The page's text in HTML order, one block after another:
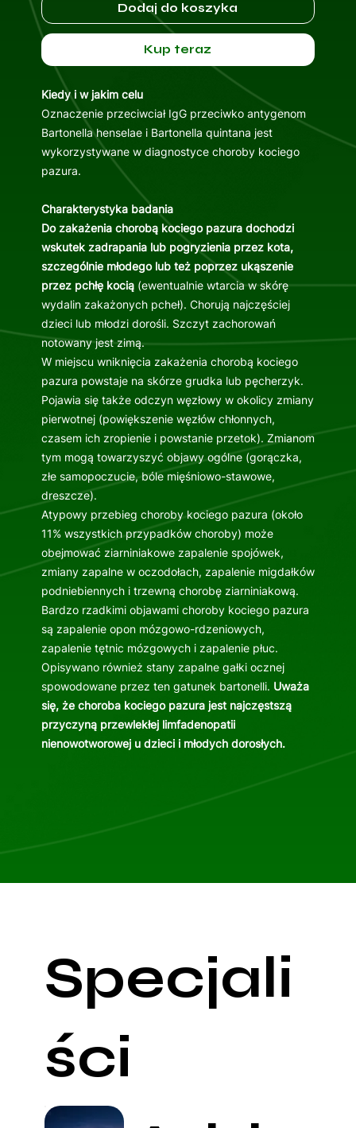
Dodaj do koszyka
Kup teraz
Kiedy i w jakim celu
Oznaczenie przeciwciał IgG przeciwko antygenom
Bartonella henselae i Bartonella quintana jest
wykorzystywane w diagnostyce choroby kociego
pazura.
Charakterystyka badania
Do zakażenia chorobą kociego pazura dochodzi
wskutek zadrapania lub pogryzienia przez kota,
szczególnie młodego lub też poprzez ukąszenie
przez pchłę kocią(ewentualnie wtarcia w skórę
wydalin zakażonych pcheł). Chorują najczęściej
dzieci lub młodzi dorośli. Szczyt zachorowań
notowany jest zimą.
W miejscu wniknięcia zakażenia chorobą kociego
pazura powstaje na skórze grudka lub pęcherzyk.
Pojawia się także odczyn węzłowy w okolicy zmiany
pierwotnej (powiększenie węzłów chłonnych,
czasem ich zropienie i powstanie przetok). Zmianom
tym mogą towarzyszyć objawy ogólne (gorączka,
złe samopoczucie, bóle mięśniowo-stawowe,
dreszcze).
Atypowy przebieg choroby kociego pazura (około
11% wszystkich przypadków choroby) może
obejmować ziarniniakowe zapalenie spojówek,
zmiany zapalne w oczodołach, zapalenie migdałków
podniebiennych i trzewną chorobę ziarniniakową.
Bardzo rzadkimi objawami choroby kociego pazura
są zapalenie opon mózgowo-rdzeniowych,
zapalenie tętnic mózgowych i zapalenie płuc.
Opisywano również stany zapalne gałki ocznej
spowodowane przez ten gatunek bartonelli. Uważa
się, że choroba kociego pazura jest najczęstszą
przyczyną przewlekłej limfadenopatii
nienowotworowej u dzieci i młodych dorosłych.
Specjali
ści